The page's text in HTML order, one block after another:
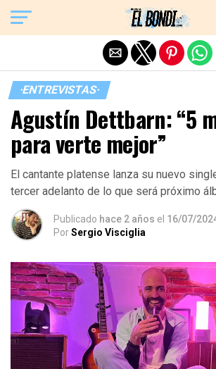
·ENTREVISTAS·
Agustín Dettbarn: “5
para verte mejor”
El cantante platense lanza su nuevo
tercer adelanto de lo que será próximo
Publicado hace 2 años el 16/07/
PorSergio Visciglia
Exit mobile version